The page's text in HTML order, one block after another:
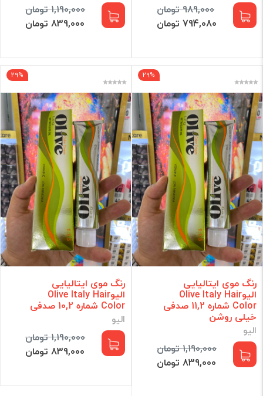
989,000 تومان
794,080 تومان
1,190,000 تومان
839,000 تومان
29%
رنگ موی ایتالیایی
الیوOlive Italy Hair
Color شماره 11,2 صدفی
خیلی روشن
الیو
1,190,000 تومان
839,000 تومان
29%
رنگ موی ایتالیایی
الیوOlive Italy Hair
Color شماره 10,2 صدفی
الیو
1,190,000 تومان
839,000 تومان